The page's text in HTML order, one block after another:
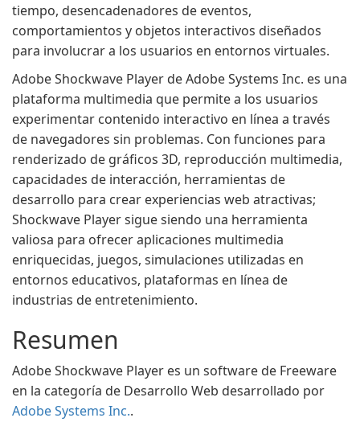
tiempo, desencadenadores de eventos,
comportamientos y objetos interactivos diseñados
para involucrar a los usuarios en entornos virtuales.
Adobe Shockwave Player de Adobe Systems Inc. es una
plataforma multimedia que permite a los usuarios
experimentar contenido interactivo en línea a través
de navegadores sin problemas. Con funciones para
renderizado de gráficos 3D, reproducción multimedia,
capacidades de interacción, herramientas de
desarrollo para crear experiencias web atractivas;
Shockwave Player sigue siendo una herramienta
valiosa para ofrecer aplicaciones multimedia
enriquecidas, juegos, simulaciones utilizadas en
entornos educativos, plataformas en línea de
industrias de entretenimiento.
Resumen
Adobe Shockwave Player es un software de Freeware
en la categoría de Desarrollo Web desarrollado por
Adobe Systems Inc..